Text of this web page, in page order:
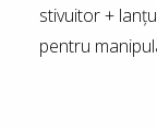
stivuitor +
pentru